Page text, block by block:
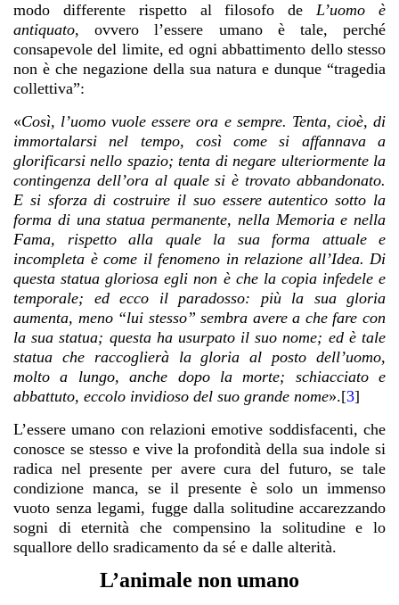
modo differente rispetto al filosofo deL’uomo è
antiquato, ovvero l’essere umano è tale, perché
consapevole del limite, ed ogni abbattimento dello stesso
non è che negazione della sua natura e dunque “tragedia
collettiva”:
«Così, l’uomo vuole essere ora e sempre. Tenta, cioè, di
immortalarsi nel tempo, così come si affannava a
glorificarsi nello spazio; tenta di negare ulteriormente la
contingenza dell’ora al quale si è trovato abbandonato.
E si sforza di costruire il suo essere autentico sotto la
forma di una statua permanente, nella Memoria e nella
Fama, rispetto alla quale la sua forma attuale e
incompleta è come il fenomeno in relazione all’Idea. Di
questa statua gloriosa egli non è che la copia infedele e
temporale; ed ecco il paradosso: più la sua gloria
aumenta, meno “lui stesso” sembra avere a che fare con
la sua statua; questa ha usurpato il suo nome; ed è tale
statua che raccoglierà la gloria al posto dell’uomo,
molto a lungo, anche dopo la morte; schiacciato e
abbattuto, eccolo invidioso del suo grande nome».[3]
L’essere umano con relazioni emotive soddisfacenti, che
conosce se stesso e vive la profondità della sua indole si
radica nel presente per avere cura del futuro, se tale
condizione manca, se il presente è solo un immenso
vuoto senza legami, fugge dalla solitudine accarezzando
sogni di eternità che compensino la solitudine e lo
squallore dello sradicamento da sé e dalle alterità.
L’animale non umano